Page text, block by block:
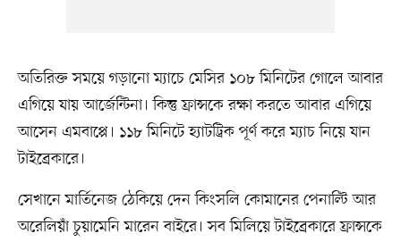
অতিরিক্ত সময়ে গড়ানো ম্যাচে মেসির ১০৮ মিনিটের গোলে আবার
এগিয়ে যায় আর্জেন্টিনা। কিন্তু ফ্রান্সকে রক্ষা করতে আবার এগিয়ে
আসেন এমবাপ্পে। ১১৮ মিনিটে হ্যাটট্রিক পূর্ণ করে ম্যাচ নিয়ে যান
টাইব্রেকারে।
সেখানে মার্তিনেজ ঠেকিয়ে দেন কিংসলি কোমানের পেনাল্টি আর
অরেলিয়াঁ চুয়ামেনি মারেন বাইরে। সব মিলিয়ে টাইব্রেকারে ফ্রান্সকে